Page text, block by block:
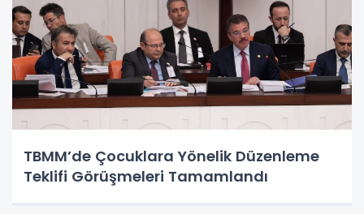
TBMM’de Çocuklara Yönelik Düzenleme
Teklifi Görüşmeleri Tamamlandı